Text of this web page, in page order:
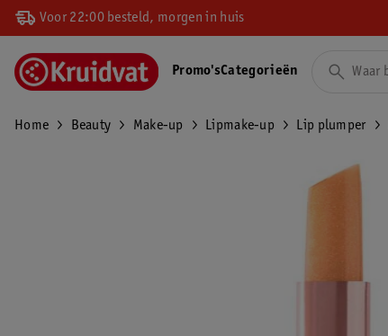
Voor 22:00 besteld, morgen in huis
Promo'sCategorieën
Home Beauty Make-up Lipmake-up Lip plumper